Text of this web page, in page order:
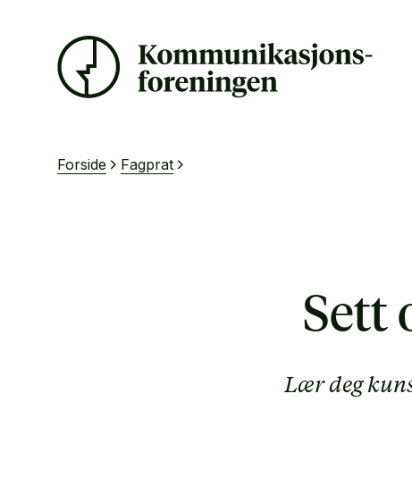
Forside Fagprat
Sett
Lær deg